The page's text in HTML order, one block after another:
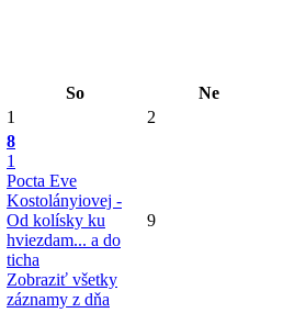
So
Ne
1 2
8
1
Pocta Eve
Kostolányiovej -
Od kolísky ku
hviezdam... a do
ticha
Zobraziť všetky
záznamy z dňa
9